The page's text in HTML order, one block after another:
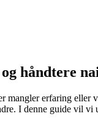
håndtere
mangler erfaring
I denne guide vil